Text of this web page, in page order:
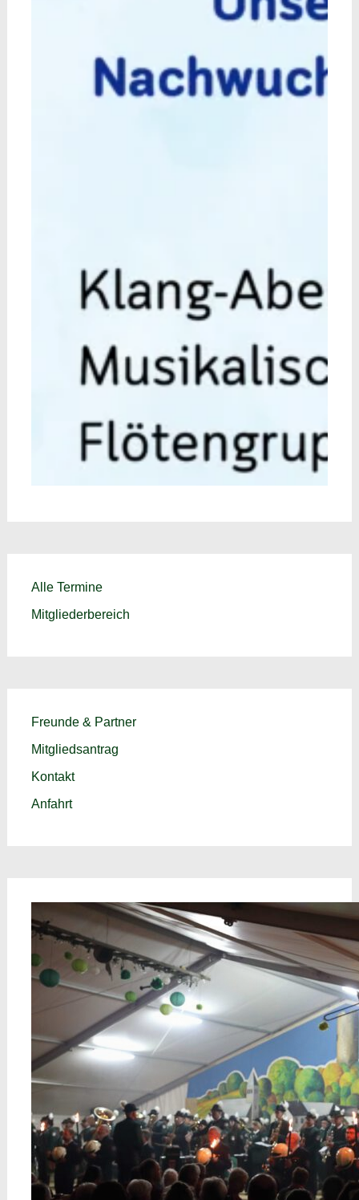
Alle Termine
Mitgliederbereich
Freunde & Partner
Mitgliedsantrag
Kontakt
Anfahrt